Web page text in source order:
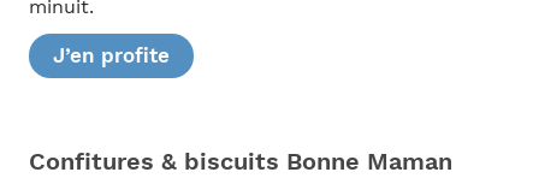
minuit.
J’en profite
Confitures & biscuits Bonne Maman